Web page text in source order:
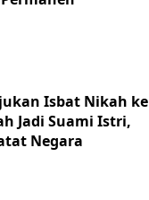
Isbat Nikah ke
Jadi Suami Istri,
Negara